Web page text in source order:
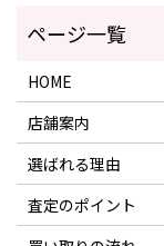
HOME
店舗案内
選ばれる理由
査定のポイント